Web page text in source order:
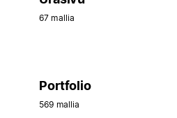
67 mallia
Portfolio
569 mallia